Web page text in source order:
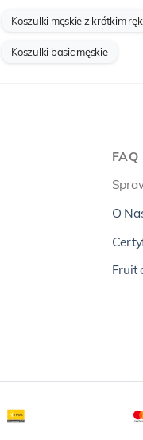
Koszulki męskie z krótkim
Koszulki basic męskie
FAQ
O
Fruit